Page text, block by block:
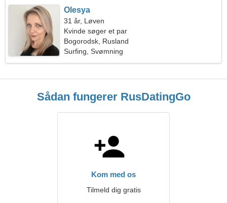
Olesya
31 år, Løven
Kvinde søger et par
Bogorodsk, Rusland
Surfing, Svømning
Sådan fungerer RusDatingGo
Kom med os
Tilmeld dig gratis